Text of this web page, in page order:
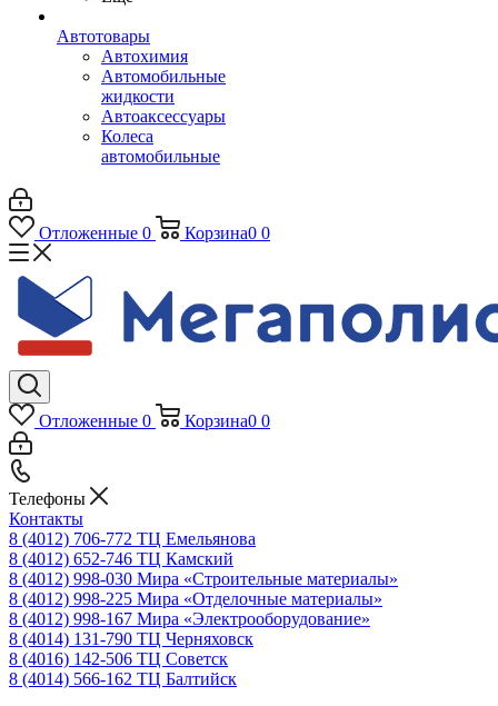
Автотовары
Автохимия
Автомобильные
жидкости
Автоаксессуары
Колеса
автомобильные
Отложенные 0 Корзина0 0
Отложенные 0 Корзина0 0
Телефоны
Контакты
8 (4012) 706-772 ТЦ Емельянова
8 (4012) 652-746 ТЦ Камский
8 (4012) 998-030 Мира «Строительные материалы»
8 (4012) 998-225 Мира «Отделочные материалы»
8 (4012) 998-167 Мира «Электрооборудование»
8 (4014) 131-790 ТЦ Черняховск
8 (4016) 142-506 ТЦ Советск
8 (4014) 566-162 ТЦ Балтийск